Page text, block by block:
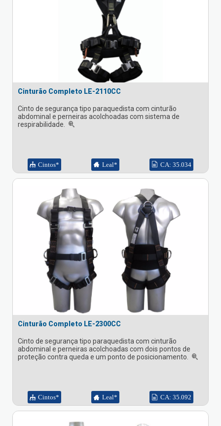
Cinturão Completo LE-2110CC
Cinto de segurança tipo paraquedista com cinturão
abdominal e perneiras acolchoadas com sistema de
respirabilidade.
Cintos* Leal* CA: 35.034
Cinturão Completo LE-2300CC
Cinto de segurança tipo paraquedista com cinturão
abdominal e perneiras acolchoadas com dois pontos de
proteção contra queda e um ponto de posicionamento.
Cintos* Leal* CA: 35.092